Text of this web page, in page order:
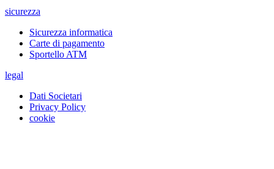
sicurezza
Sicurezza informatica
Carte di pagamento
Sportello ATM
legal
Dati Societari
Privacy Policy
cookie